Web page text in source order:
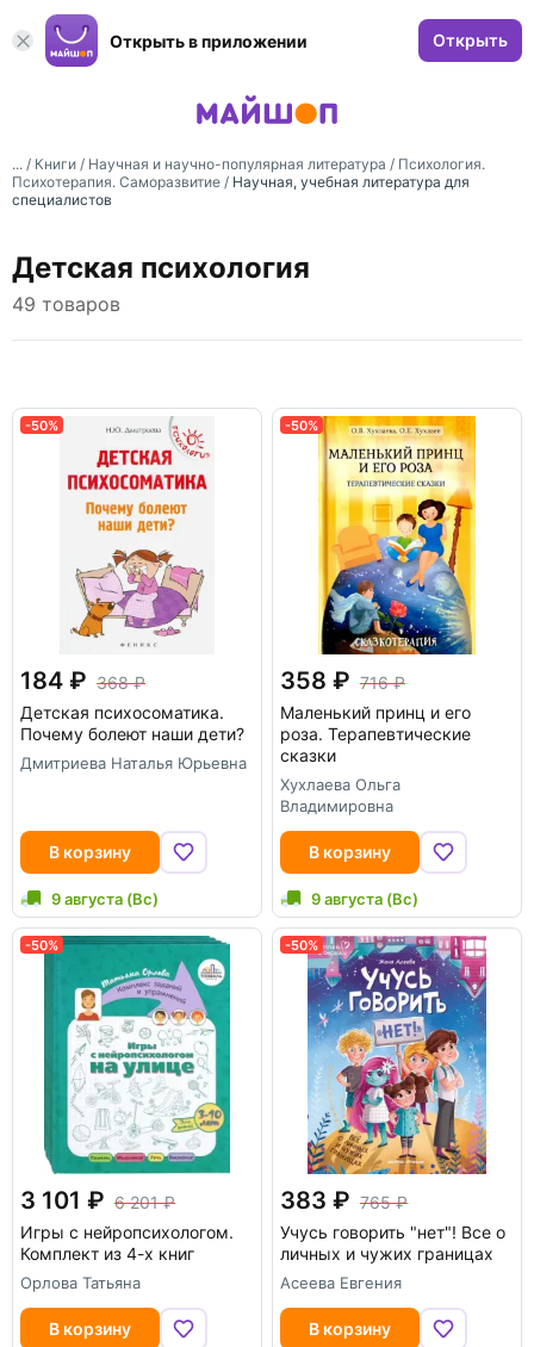
Открыть в приложении Открыть
... / Книги / Научная и научно-популярная литература / Психология.
Психотерапия. Саморазвитие / Научная, учебная литература для
специалистов
Детская психология
49 товаров
-50%
184
368
Детская психосоматика.
Почему болеют наши дети?
Дмитриева Наталья Юрьевна
В корзину
9 августа (Вс)
-50%
358
716
Маленький принц и его
роза. Терапевтические
сказки
Хухлаева Ольга
Владимировна
В корзину
9 августа (Вс)
-50%
3 101
6 201
Игры с нейропсихологом.
Комплект из 4-х книг
Орлова Татьяна
В корзину
-50%
383
765
Учусь говорить "нет"! Все о
личных и чужих границах
Асеева Евгения
В корзину